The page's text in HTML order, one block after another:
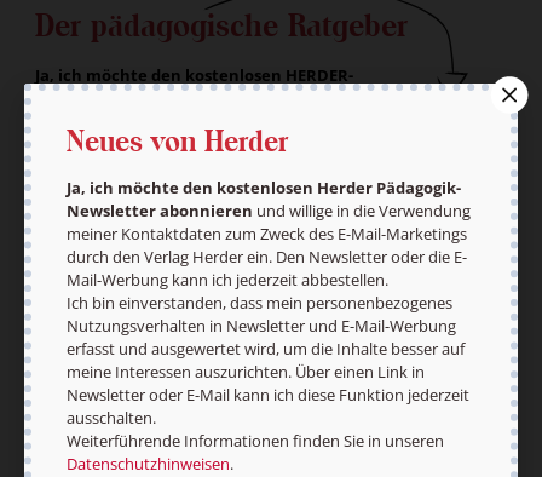
Der pädagogische Ratgeber
Ja, ich möchte den kostenlosen HERDER-
des E-Mail-Marketings durch den Verlag Herder
ich jederzeit abbestellen.
Ich bin einverstanden, dass mein
personenbezogenes Nutzungsverhalten in
Newsletter und E-Mail-Werbung erfasst und
ausgewertet wird, um die Inhalte besser auf
meine Interessen auszurichten. Über einen Link in
Newsletter oder E-Mail kann ich diese Funktion
jederzeit ausschalten.
Weiterführende Informationen finden Sie in
unserenDatenschutzhinweisen
E-Mail
Neues von Herder
Ja, ich möchte den kostenlosen Herder Pädagogik-
Newsletter abonnieren und willige in die Verwendung
meiner Kontaktdaten zum Zweck des E-Mail-Marketings
durch den Verlag Herder ein. Den Newsletter oder die E-
Mail-Werbung kann ich jederzeit abbestellen.
Ich bin einverstanden, dass mein personenbezogenes
Nutzungsverhalten in Newsletter und E-Mail-Werbung
erfasst und ausgewertet wird, um die Inhalte besser auf
meine Interessen auszurichten. Über einen Link in
Newsletter oder E-Mail kann ich diese Funktion jederzeit
ausschalten.
Weiterführende Informationen finden Sie in unseren
Datenschutzhinweisen.